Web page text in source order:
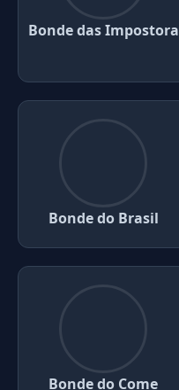
Bonde das Impostora
Bonde do Brasil
Bonde do Come